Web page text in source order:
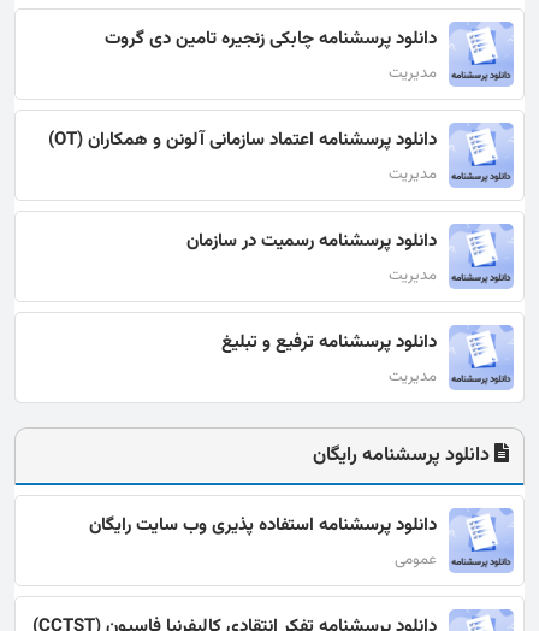
دانلود پرسشنامه چابکی زنجیره تامین دی گروت
مدیریت
دانلود پرسشنامه اعتماد سازمانی آلونن و همکاران (OT)
مدیریت
دانلود پرسشنامه رسميت در سازمان
مدیریت
دانلود پرسشنامه ترفیع و تبلیغ
مدیریت
دانلود پرسشنامه رایگان
دانلود پرسشنامه استفاده پذیری وب سایت رایگان
عمومی